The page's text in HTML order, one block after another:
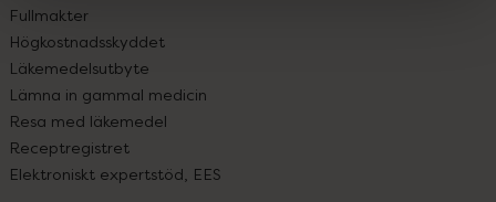
Fullmakter
Högkostnadsskyddet
Läkemedelsutbyte
Lämna in gammal medicin
Resa med läkemedel
Receptregistret
Elektroniskt expertstöd, EES